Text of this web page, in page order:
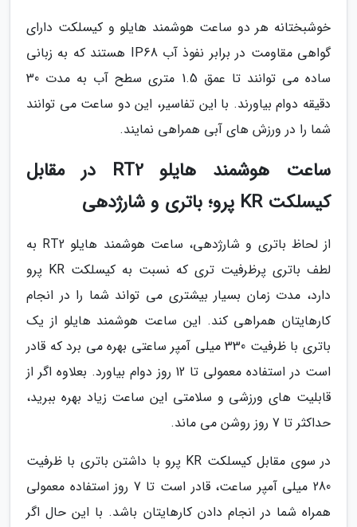
خوشبختانه هر دو ساعت هوشمند هایلو و کیسلکت دارای
گواهی مقاومت در برابر نفوذ آب IP68 هستند که به زبانی
ساده می توانند تا عمق 1.5 متری سطح آب به مدت 30
دقیقه دوام بیاورند. با این تفاسیر، این دو ساعت می توانند
شما را در ورزش های آبی همراهی نمایند.
ساعت هوشمند هایلو RT2 در مقابل
کیسلکت KR پرو؛ باتری و شارژدهی
از لحاظ باتری و شارژدهی، ساعت هوشمند هایلو RT2 به
لطف باتری پرظرفیت تری که نسبت به کیسلکت KR پرو
دارد، مدت زمان بسیار بیشتری می تواند شما را در انجام
کارهایتان همراهی کند. این ساعت هوشمند هایلو از یک
باتری با ظرفیت 330 میلی آمپر ساعتی بهره می برد که قادر
است در استفاده معمولی تا 12 روز دوام بیاورد. بعلاوه اگر از
قابلیت های ورزشی و سلامتی این ساعت زیاد بهره ببرید،
حداکثر تا 7 روز روشن می ماند.
در سوی مقابل کیسلکت KR پرو با داشتن باتری با ظرفیت
280 میلی آمپر ساعت، قادر است تا 7 روز استفاده معمولی
همراه شما در انجام دادن کارهایتان باشد. با این حال اگر